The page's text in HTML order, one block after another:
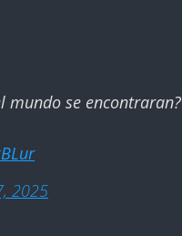
mundo se encontraran?
2025